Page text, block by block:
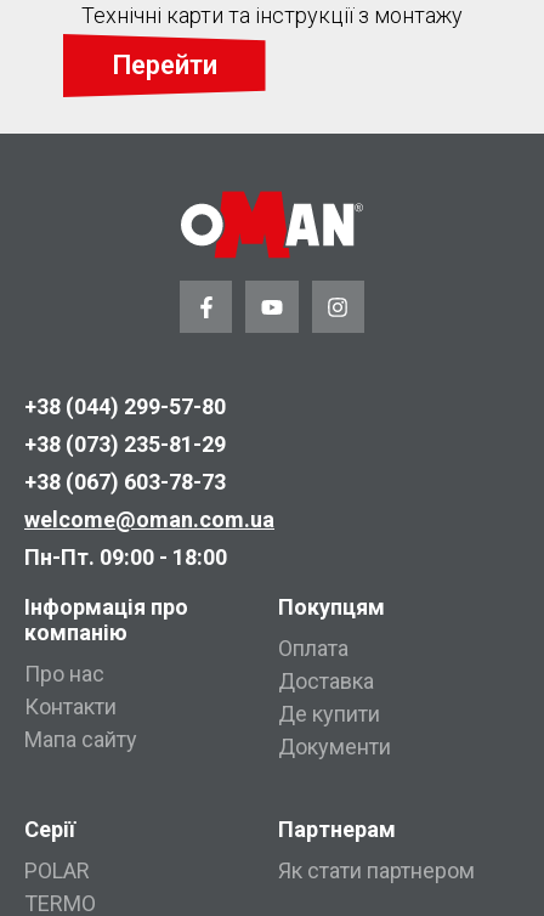
Технічні карти та інструкції з монтажу
Перейти
+38 (044) 299-57-80
+38 (073) 235-81-29
+38 (067) 603-78-73
welcome@oman.com.ua
Пн-Пт. 09:00 - 18:00
Інформація про
компанію
Про нас
Контакти
Мапа сайту
Покупцям
Оплата
Доставка
Де купити
Документи
Серії
POLAR
TERMO
Партнерам
Як стати партнером